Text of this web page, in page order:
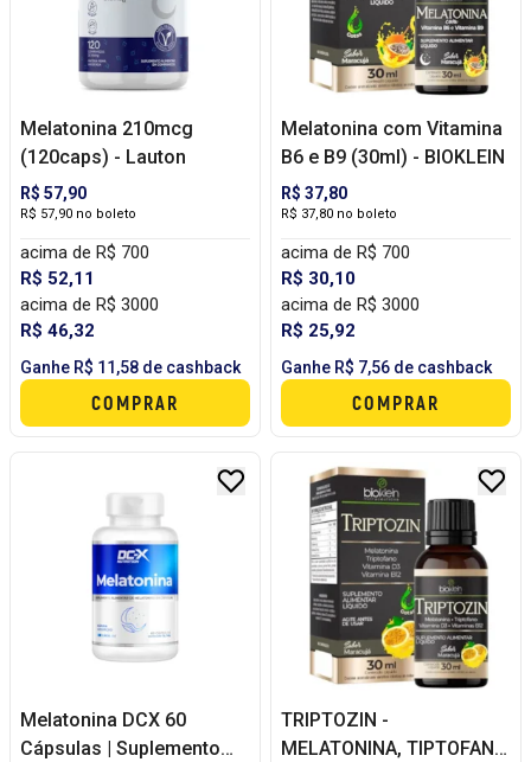
Melatonina 210mcg
(120caps) - Lauton
R$ 57,90
R$ 57,90 no boleto
acima de R$ 700
R$ 52,11
acima de R$ 3000
R$ 46,32
Ganhe R$ 11,58 de cashback
COMPRAR
Melatonina com Vitamina
B6 e B9 (30ml) - BIOKLEIN
R$ 37,80
R$ 37,80 no boleto
acima de R$ 700
R$ 30,10
acima de R$ 3000
R$ 25,92
Ganhe R$ 7,56 de cashback
COMPRAR
Melatonina DCX 60
Cápsulas | Suplemento
TRIPTOZIN -
MELATONINA, TIPTOFANO,